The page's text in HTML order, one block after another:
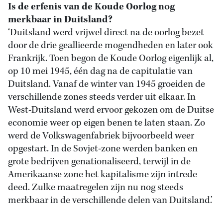
Is de erfenis van de Koude Oorlog nog
merkbaar in Duitsland?
‘Duitsland werd vrijwel direct na de oorlog bezet
door de drie geallieerde mogendheden en later ook
Frankrijk. Toen begon de Koude Oorlog eigenlijk al,
op 10 mei 1945, één dag na de capitulatie van
Duitsland. Vanaf de winter van 1945 groeiden de
verschillende zones steeds verder uit elkaar. In
West-Duitsland werd ervoor gekozen om de Duitse
economie weer op eigen benen te laten staan. Zo
werd de Volkswagenfabriek bijvoorbeeld weer
opgestart. In de Sovjet-zone werden banken en
grote bedrijven genationaliseerd, terwijl in de
Amerikaanse zone het kapitalisme zijn intrede
deed. Zulke maatregelen zijn nu nog steeds
merkbaar in de verschillende delen van Duitsland.’